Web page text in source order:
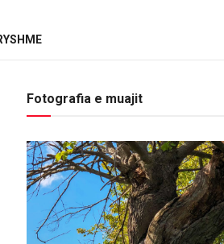
Fotografia e muajit